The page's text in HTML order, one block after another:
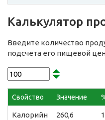
Калькулятор
Введите количество
подсчета его пищевой
Свойство Значение
Калорийн
260,6